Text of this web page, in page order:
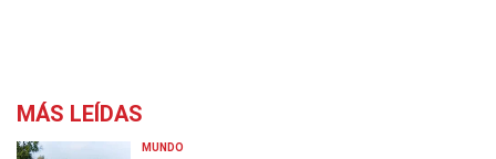
MÁS LEÍDAS
MUNDO